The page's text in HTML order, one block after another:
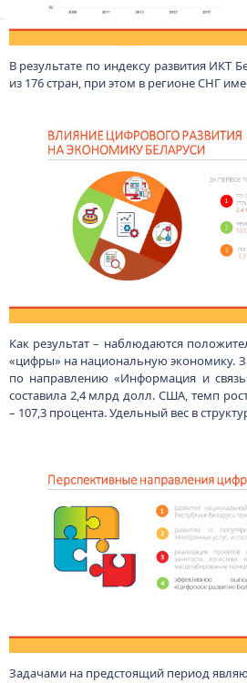
В результате по индексу развития ИКТ
из 176 стран, при этом в регионе СНГ
Как результат – наблюдаются
«цифры» на национальную экономику.
по направлению «Информация и
составила 2,4 млрд долл. США, темп
– 107,3 процента. Удельный вес в
Задачами на предстоящий период